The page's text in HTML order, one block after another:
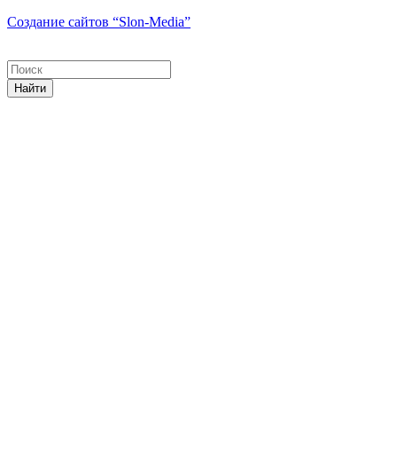
Создание сайтов “Slon-Media”
Найти